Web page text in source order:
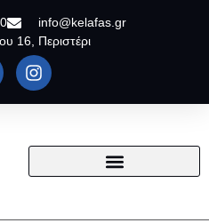
info@kelafas.gr
16, Περιστέρι